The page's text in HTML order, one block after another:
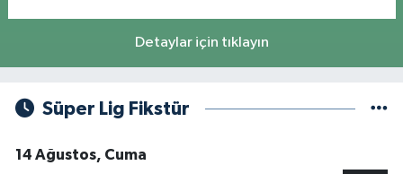
Detaylar için tıklayın
Süper Lig Fikstür
14 Ağustos, Cuma